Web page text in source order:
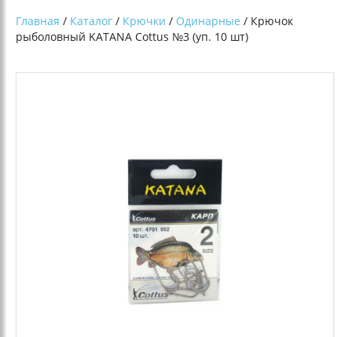
Главная / Каталог / Крючки / Одинарные / Крючок
рыболовный KATANA Cottus №3 (уп. 10 шт)